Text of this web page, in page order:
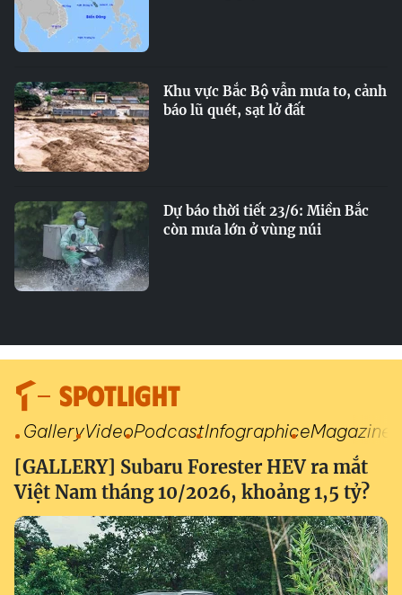
Khu vực Bắc Bộ vẫn mưa to, cảnh
báo lũ quét, sạt lở đất
Dự báo thời tiết 23/6: Miền Bắc
còn mưa lớn ở vùng núi
SPOTLIGHT
GalleryVideoPodcastInfographiceMagazine
[GALLERY] Subaru Forester HEV ra mắt
Việt Nam tháng 10/2026, khoảng 1,5 tỷ?